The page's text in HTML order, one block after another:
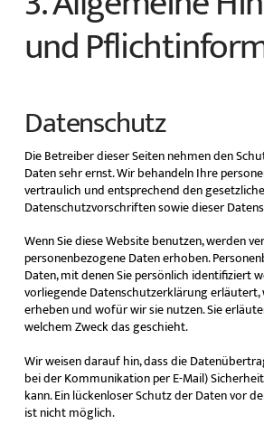
und
Datenschutz
Die Betreiber dieser Seiten nehmen den
Daten sehr ernst. Wir behandeln Ihre
vertraulich und entsprechend den
Datenschutzvorschriften sowie dieser
Wenn Sie diese Website benutzen, werden
personenbezogene Daten erhoben.
Daten, mit denen Sie persönlich identifiziert
vorliegende Datenschutzerklärung erläutert,
erheben und wofür wir sie nutzen. Sie
welchem Zweck das geschieht.
Wir weisen darauf hin, dass die
bei der Kommunikation per E-Mail)
kann. Ein lückenloser Schutz der Daten vor
ist nicht möglich.